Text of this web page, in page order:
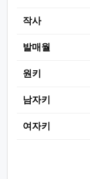
작사
발매월
원키
남자키
여자키